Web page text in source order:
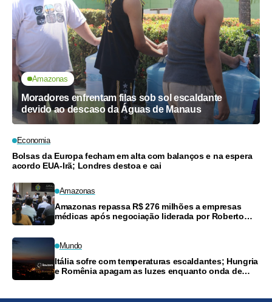
Amazonas
Moradores enfrentam filas sob sol escaldante
devido ao descaso da Águas de Manaus
Economia
Bolsas da Europa fecham em alta com balanços e na espera
acordo EUA-Irã; Londres destoa e cai
Amazonas
Amazonas repassa R$ 276 milhões a empresas
médicas após negociação liderada por Roberto
Mundo
Itália sofre com temperaturas escaldantes; Hungria
e Romênia apagam as luzes enquanto onda de